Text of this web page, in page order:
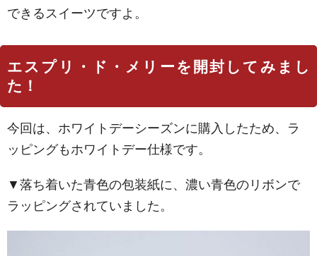
できるスイーツですよ。
エスプリ・ド・メリーを開封してみまし
た！
今回は、ホワイトデーシーズンに購入したため、ラ
ッピングもホワイトデー仕様です。
▼落ち着いた青色の包装紙に、濃い青色のリボンで
ラッピングされていました。